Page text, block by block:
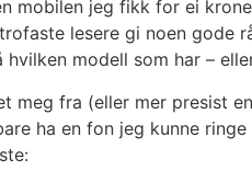
mobi­len jeg fikk for ei
lese­re gi noen
modell som har –
meg fra (eller mer pre­sist
ha en fon jeg kun­ne